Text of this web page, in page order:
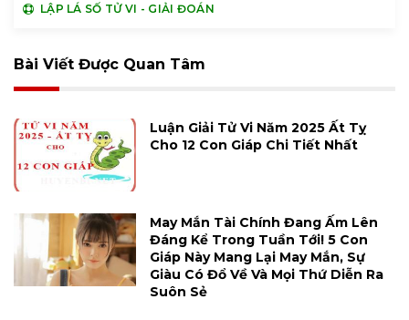
LẬP LÁ SỐ TỬ VI - GIẢI ĐOÁN
Bài Viết Được Quan Tâm
Luận Giải Tử Vi Năm 2025 Ất Tỵ
Cho 12 Con Giáp Chi Tiết Nhất
May Mắn Tài Chính Đang Ấm Lên
Đáng Kể Trong Tuần Tới! 5 Con
Giáp Này Mang Lại May Mắn, Sự
Giàu Có Đổ Về Và Mọi Thứ Diễn Ra
Suôn Sẻ